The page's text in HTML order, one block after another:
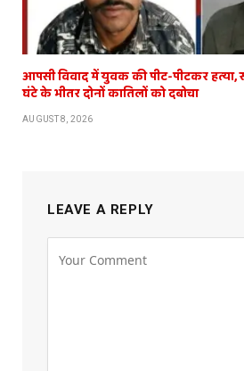
आपसी विवाद में युवक की पीट-पीटकर हत्या,
घंटे के भीतर दोनों कातिलों को दबोचा
AUGUST 8, 2026
LEAVE A REPLY